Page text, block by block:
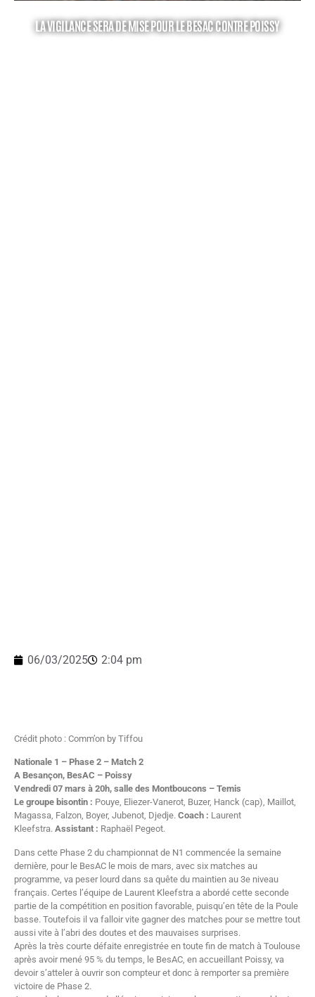
LA VIGILANCE SERA DE MISE POUR LE BESAC CONTRE POISSY
06/03/2025 2:04 pm
Crédit photo : Comm’on by Tiffou
Nationale 1 – Phase 2 – Match 2
A Besançon, BesAC – Poissy
Vendredi 07 mars à 20h, salle des Montboucons – Temis
Le groupe bisontin : Pouye, Eliezer-Vanerot, Buzer, Hanck (cap), Maillot,
Magassa, Falzon, Boyer, Jubenot, Djedje. Coach : Laurent
Kleefstra. Assistant : Raphaël Pegeot.
Dans cette Phase 2 du championnat de N1 commencée la semaine
dernière, pour le BesAC le mois de mars, avec six matches au
programme, va peser lourd dans sa quête du maintien au 3e niveau
français. Certes l’équipe de Laurent Kleefstra a abordé cette seconde
partie de la compétition en position favorable, puisqu’en tête de la Poule
basse. Toutefois il va falloir vite gagner des matches pour se mettre tout
aussi vite à l’abri des doutes et des mauvaises surprises.
Après la très courte défaite enregistrée en toute fin de match à Toulouse
après avoir mené 95 % du temps, le BesAC, en accueillant Poissy, va
devoir s’atteler à ouvrir son compteur et donc à remporter sa première
victoire de Phase 2.